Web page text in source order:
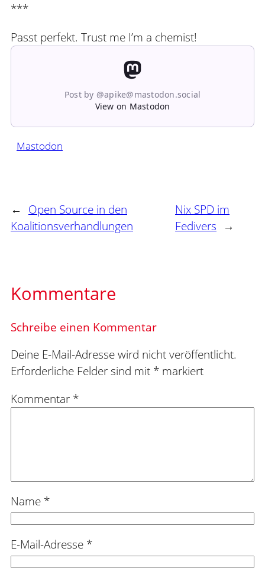
***
Passt perfekt. Trust me I’m a chemist!
Post by @apike@mastodon.social
View on Mastodon
Mastodon
← Open Source in den
Koalitionsverhandlungen
Nix SPD im
Fedivers →
Kommentare
Schreibe einen Kommentar
Deine E-Mail-Adresse wird nicht veröffentlicht.
Erforderliche Felder sind mit * markiert
Kommentar *
Name *
E-Mail-Adresse *